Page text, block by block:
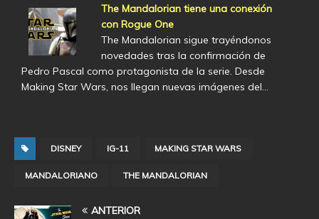
The Mandalorian tiene una conexión
con Rogue One
The Mandalorian sigue trayéndonos
novedades tras la confirmación de
Pedro Pascal como protagonista de la serie. Desde
Making Star Wars, nos llegan nuevas imágenes del…
DISNEY IG-11 MAKING STAR WARS
MANDALORIANO THE MANDALORIAN
ANTERIOR